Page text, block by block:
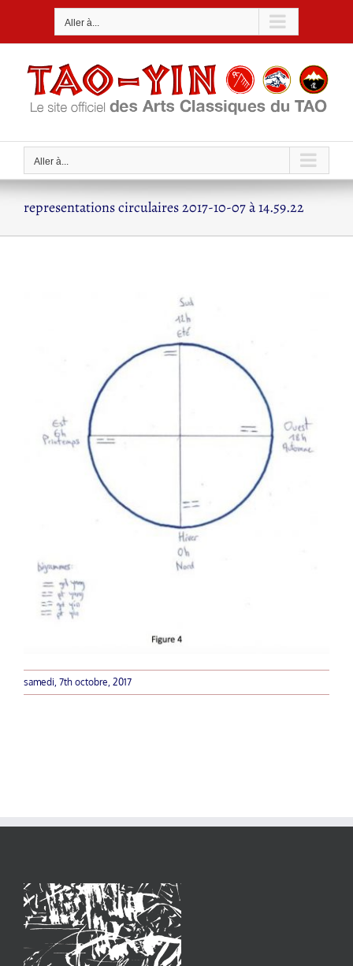
Aller à...
Aller à...
representations circulaires 2017-10-07 à 14.59.22
samedi, 7th octobre, 2017